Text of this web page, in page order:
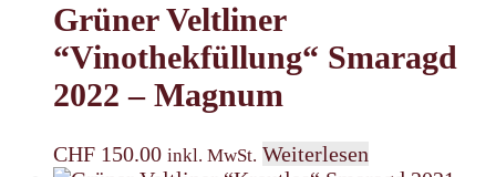
Grüner Veltliner
“Vinothekfüllung“ Smaragd
2022 – Magnum
CHF 150.00 inkl. MwSt. Weiterlesen